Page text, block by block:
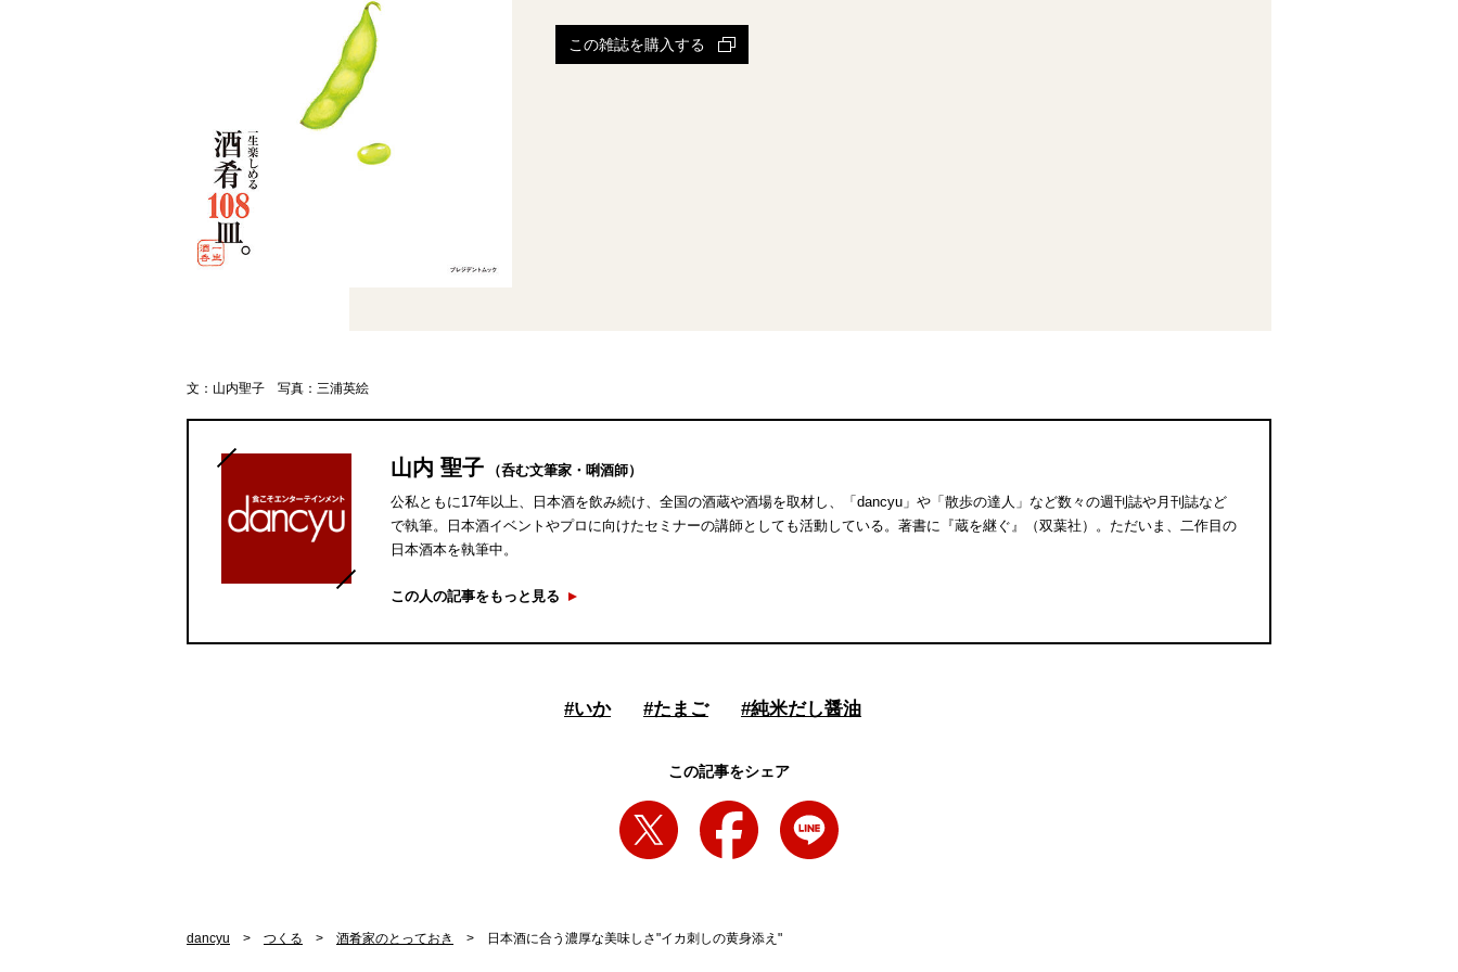
この雑誌を購入する
文：山内聖子 写真：三浦英絵
山内 聖子
（呑む文筆家・唎酒師）
公私ともに17年以上、日本酒を飲み続け、全国の酒蔵や酒場を取材し、「dancyu」や「散歩の達人」など数々の週刊誌や月刊誌など
で執筆。日本酒イベントやプロに向けたセミナーの講師としても活動している。著書に『蔵を継ぐ』（双葉社）。ただいま、二作目の
日本酒本を執筆中。
この人の記事をもっと見る
#いか #たまご #純米だし醤油
この記事をシェア
dancyu つくる 酒肴家のとっておき 日本酒に合う濃厚な美味しさ"イカ刺しの黄身添え"